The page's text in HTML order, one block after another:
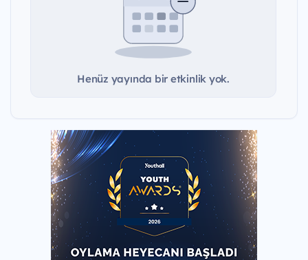
Henüz yayında bir etkinlik yok.